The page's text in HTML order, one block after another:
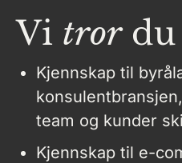
Vi trordu
Kjennskap til
team og kunder
Kjennskap til e-